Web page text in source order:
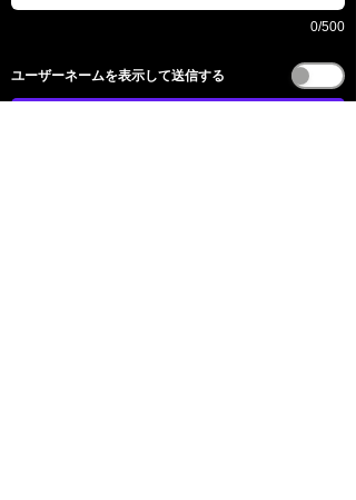
0/500
​ユーザーネームを表示して送信する